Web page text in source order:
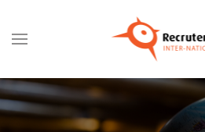
Passer au contenu principal